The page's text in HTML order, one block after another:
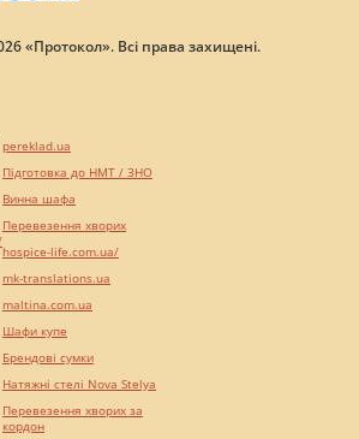
«Протокол». Всі права захищені.
pereklad.ua
Підготовка до НМТ / ЗНО
Винна шафа
Перевезення хворих
hospice-life.com.ua/
mk-translations.ua
maltina.com.ua
Шафи купе
Брендові сумки
Натяжні стелі Nova Stelya
Перевезення хворих за
кордон